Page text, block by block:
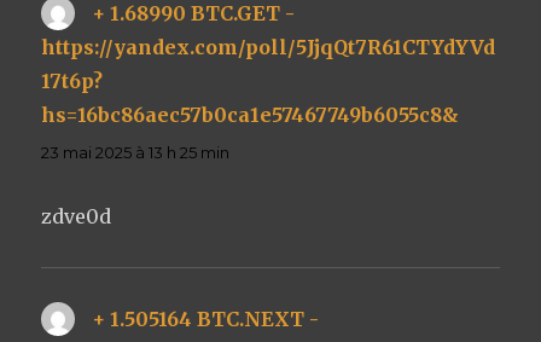
+ 1.68990 BTC.GET -
https://yandex.com/poll/5JjqQt7R61CTYdYVd
17t6p?
hs=16bc86aec57b0ca1e57467749b6055c8&
23 mai 2025 à 13 h 25 min
zdve0d
+ 1.505164 BTC.NEXT -